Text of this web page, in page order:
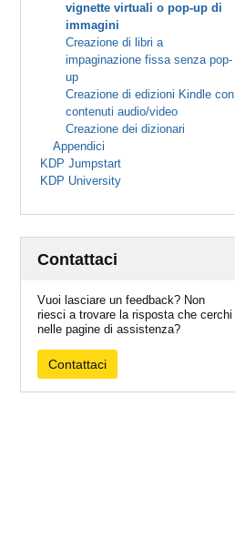
vignette virtuali o pop-up di
immagini
Creazione di libri a
impaginazione fissa senza pop-
up
Creazione di edizioni Kindle con
contenuti audio/video
Creazione dei dizionari
Appendici
KDP Jumpstart
KDP University
Contattaci
Vuoi lasciare un feedback? Non
riesci a trovare la risposta che cerchi
nelle pagine di assistenza?
Contattaci